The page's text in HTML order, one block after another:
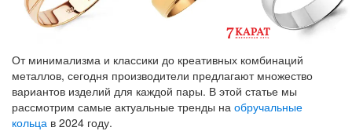
От минимализма и классики до креативных комбинаций
металлов, сегодня производители предлагают множество
вариантов изделий для каждой пары. В этой статье мы
рассмотрим самые актуальные тренды на обручальные
кольца в 2024 году.